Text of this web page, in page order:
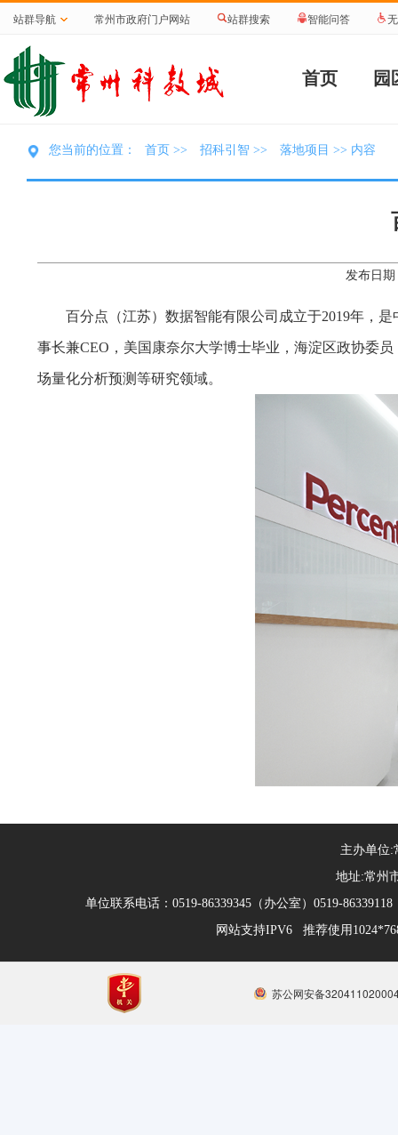
站群导航 常州市政府门户网站 站群搜索 智能问答
首页 园
您当前的位置： 首页 >> 招科引智 >> 落地项目 >> 内容
发布日
百分点（江苏）数据智能有限公司成立于2019年，
事长兼CEO，美国康奈尔大学博士毕业，海淀区政协委
场量化分析预测等研究领域。
主办单位:
地址:常州
单位联系电话：0519-86339345（办公室）0519-
网站支持IPV6 推荐使用
苏公网安备